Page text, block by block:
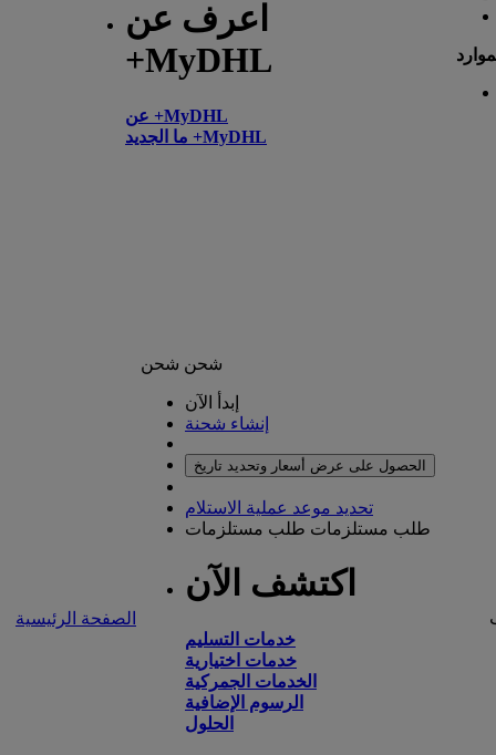
اعرف عن
+MyDHL
عن +MyDHL
ما الجديد +MyDHL
الصفحة الرئيسية
شحن شحن
إبدأ الآن
إنشاء شحنة
الحصول على عرض أسعار وتحديد تاريخ
تحديد موعد عملية الاستلام
طلب مستلزمات طلب مستلزمات
اكتشف الآن
خدمات التسليم
خدمات اختيارية
الخدمات الجمركية
الرسوم الإضافية
الحلول